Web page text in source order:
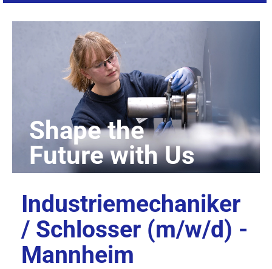
Industriemechaniker
/ Schlosser (m/w/d) -
Mannheim